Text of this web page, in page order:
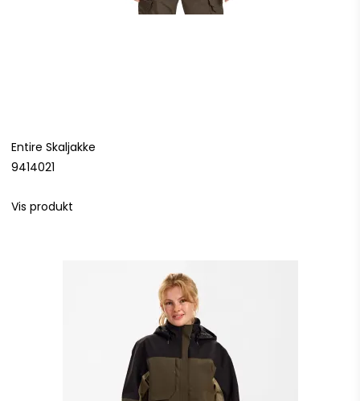
Entire Skaljakke
9414021
Vis produkt